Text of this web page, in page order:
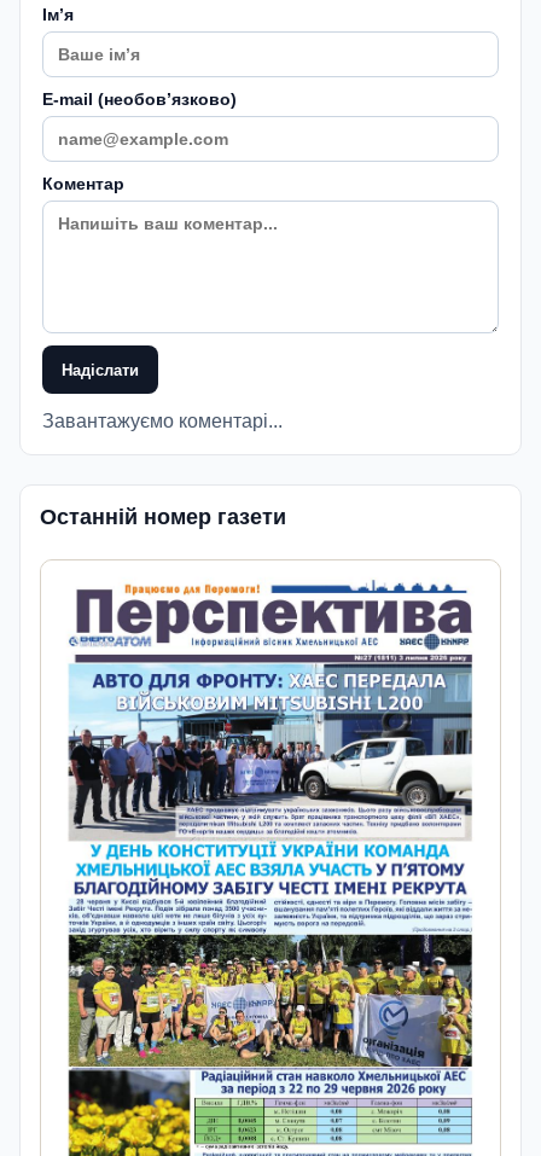
Імʼя
E-mail (необовʼязково)
Коментар
Надіслати
Завантажуємо коментарі...
Останній номер газети